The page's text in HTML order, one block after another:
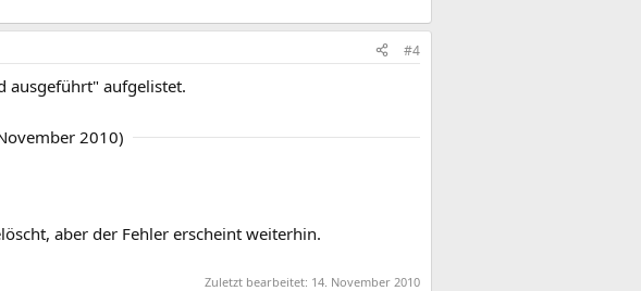
#4
ausgeführt" aufgelistet.
2010)
aber der Fehler erscheint weiterhin.
Zuletzt bearbeitet: 14. November 2010